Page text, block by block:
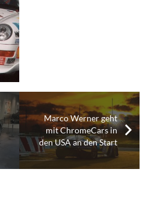
Marco Werner geht
mit ChromeCars in
den USA an den Start